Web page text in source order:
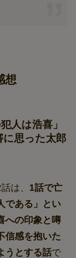
想
人は浩喜」
に思った太郎
は、 1話で亡
である」とい
への印象と噂
信感を抱いた
うとする話で